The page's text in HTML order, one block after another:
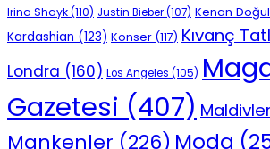
Irina Shayk(110) Justin Bieber(107) Kenan
Kardashian (123) Konser (117) Kıvanç
Londra (160) Los Angeles (105)
Gazetesi (407) Maldivler
Mankenler (226) Moda